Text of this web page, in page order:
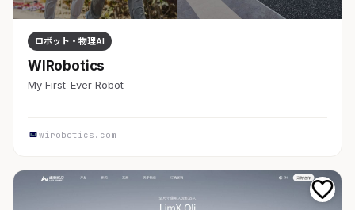
ロボット・物理AI
WIRobotics
My First-Ever Robot
wirobotics.com